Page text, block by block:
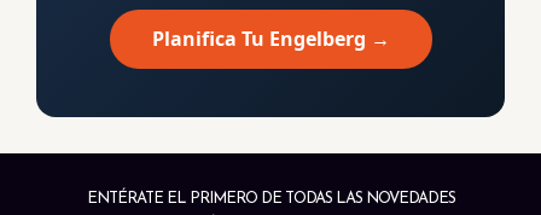
Planifica Tu Engelberg →
ENTÉRATE EL PRIMERO DE TODAS LAS NOVEDADES